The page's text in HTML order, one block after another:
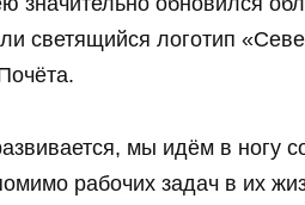
светящийся логотип
мы идём в ногу
рабочих задач в их